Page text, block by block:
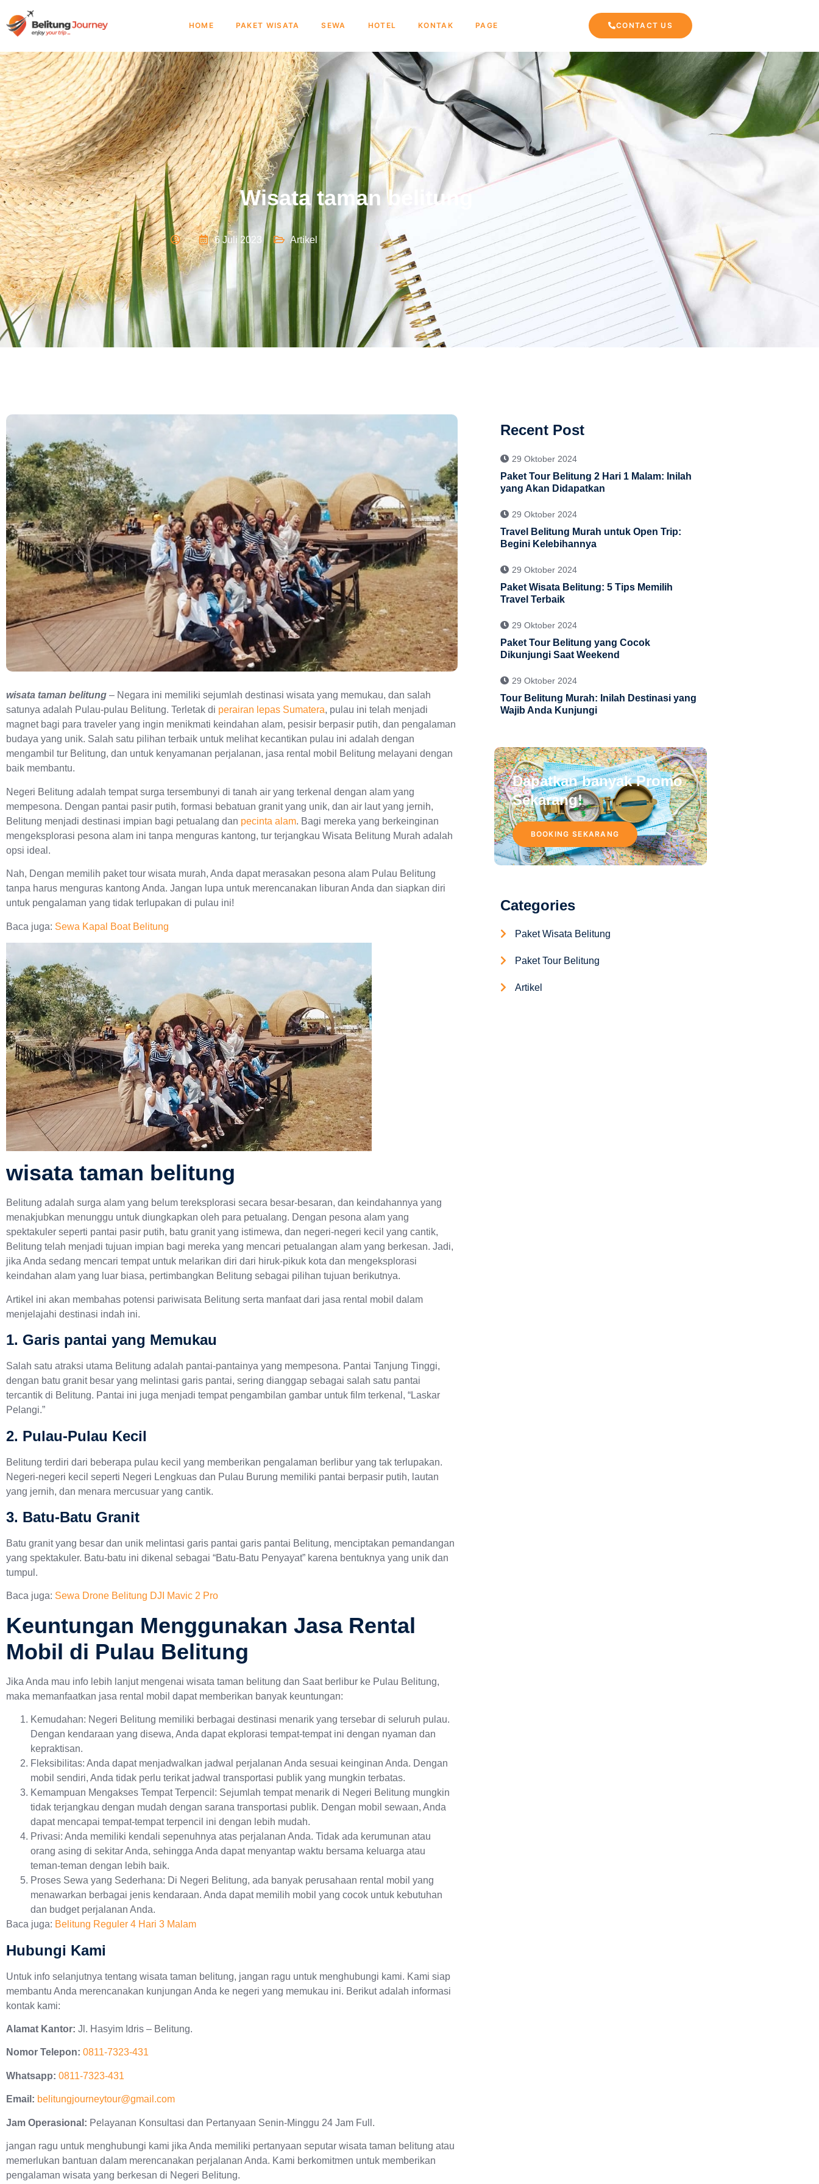
HOME PAKET WISATA SEWA HOTEL KONTAK PAGE CONTACT US
Wisata taman belitung
6 Juli 2023 Artikel
wisata taman belitung – Negara ini memiliki sejumlah destinasi wisata yang memukau, dan salah
satunya adalah Pulau-pulau Belitung. Terletak di perairan lepas Sumatera, pulau ini telah menjadi
magnet bagi para traveler yang ingin menikmati keindahan alam, pesisir berpasir putih, dan pengalaman
budaya yang unik. Salah satu pilihan terbaik untuk melihat kecantikan pulau ini adalah dengan
mengambil tur Belitung, dan untuk kenyamanan perjalanan, jasa rental mobil Belitung melayani dengan
baik membantu.
Negeri Belitung adalah tempat surga tersembunyi di tanah air yang terkenal dengan alam yang
mempesona. Dengan pantai pasir putih, formasi bebatuan granit yang unik, dan air laut yang jernih,
Belitung menjadi destinasi impian bagi petualang dan pecinta alam. Bagi mereka yang berkeinginan
mengeksplorasi pesona alam ini tanpa menguras kantong, tur terjangkau Wisata Belitung Murah adalah
opsi ideal.
Nah, Dengan memilih paket tour wisata murah, Anda dapat merasakan pesona alam Pulau Belitung
tanpa harus menguras kantong Anda. Jangan lupa untuk merencanakan liburan Anda dan siapkan diri
untuk pengalaman yang tidak terlupakan di pulau ini!
Baca juga: Sewa Kapal Boat Belitung
wisata taman belitung
Belitung adalah surga alam yang belum tereksplorasi secara besar-besaran, dan keindahannya yang
menakjubkan menunggu untuk diungkapkan oleh para petualang. Dengan pesona alam yang
spektakuler seperti pantai pasir putih, batu granit yang istimewa, dan negeri-negeri kecil yang cantik,
Belitung telah menjadi tujuan impian bagi mereka yang mencari petualangan alam yang berkesan. Jadi,
jika Anda sedang mencari tempat untuk melarikan diri dari hiruk-pikuk kota dan mengeksplorasi
keindahan alam yang luar biasa, pertimbangkan Belitung sebagai pilihan tujuan berikutnya.
Artikel ini akan membahas potensi pariwisata Belitung serta manfaat dari jasa rental mobil dalam
menjelajahi destinasi indah ini.
1. Garis pantai yang Memukau
Salah satu atraksi utama Belitung adalah pantai-pantainya yang mempesona. Pantai Tanjung Tinggi,
dengan batu granit besar yang melintasi garis pantai, sering dianggap sebagai salah satu pantai
tercantik di Belitung. Pantai ini juga menjadi tempat pengambilan gambar untuk film terkenal, “Laskar
Pelangi.”
2. Pulau-Pulau Kecil
Belitung terdiri dari beberapa pulau kecil yang memberikan pengalaman berlibur yang tak terlupakan.
Negeri-negeri kecil seperti Negeri Lengkuas dan Pulau Burung memiliki pantai berpasir putih, lautan
yang jernih, dan menara mercusuar yang cantik.
3. Batu-Batu Granit
Batu granit yang besar dan unik melintasi garis pantai garis pantai Belitung, menciptakan pemandangan
yang spektakuler. Batu-batu ini dikenal sebagai “Batu-Batu Penyayat” karena bentuknya yang unik dan
tumpul.
Baca juga: Sewa Drone Belitung DJI Mavic 2 Pro
Keuntungan Menggunakan Jasa Rental
Mobil di Pulau Belitung
Jika Anda mau info lebih lanjut mengenai wisata taman belitung dan Saat berlibur ke Pulau Belitung,
maka memanfaatkan jasa rental mobil dapat memberikan banyak keuntungan:
Kemudahan: Negeri Belitung memiliki berbagai destinasi menarik yang tersebar di seluruh pulau.
Dengan kendaraan yang disewa, Anda dapat ekplorasi tempat-tempat ini dengan nyaman dan
kepraktisan.
Fleksibilitas: Anda dapat menjadwalkan jadwal perjalanan Anda sesuai keinginan Anda. Dengan
mobil sendiri, Anda tidak perlu terikat jadwal transportasi publik yang mungkin terbatas.
Kemampuan Mengakses Tempat Terpencil: Sejumlah tempat menarik di Negeri Belitung mungkin
tidak terjangkau dengan mudah dengan sarana transportasi publik. Dengan mobil sewaan, Anda
dapat mencapai tempat-tempat terpencil ini dengan lebih mudah.
Privasi: Anda memiliki kendali sepenuhnya atas perjalanan Anda. Tidak ada kerumunan atau
orang asing di sekitar Anda, sehingga Anda dapat menyantap waktu bersama keluarga atau
teman-teman dengan lebih baik.
Proses Sewa yang Sederhana: Di Negeri Belitung, ada banyak perusahaan rental mobil yang
menawarkan berbagai jenis kendaraan. Anda dapat memilih mobil yang cocok untuk kebutuhan
dan budget perjalanan Anda.
Baca juga: Belitung Reguler 4 Hari 3 Malam
Hubungi Kami
Untuk info selanjutnya tentang wisata taman belitung, jangan ragu untuk menghubungi kami. Kami siap
membantu Anda merencanakan kunjungan Anda ke negeri yang memukau ini. Berikut adalah informasi
kontak kami:
Alamat Kantor: Jl. Hasyim Idris – Belitung.
Nomor Telepon: 0811-7323-431
Whatsapp: 0811-7323-431
Email: belitungjourneytour@gmail.com
Jam Operasional: Pelayanan Konsultasi dan Pertanyaan Senin-Minggu 24 Jam Full.
jangan ragu untuk menghubungi kami jika Anda memiliki pertanyaan seputar wisata taman belitung atau
memerlukan bantuan dalam merencanakan perjalanan Anda. Kami berkomitmen untuk memberikan
pengalaman wisata yang berkesan di Negeri Belitung.
Recent Post
29 Oktober 2024
Paket Tour Belitung 2 Hari 1 Malam: Inilah
yang Akan Didapatkan
29 Oktober 2024
Travel Belitung Murah untuk Open Trip:
Begini Kelebihannya
29 Oktober 2024
Paket Wisata Belitung: 5 Tips Memilih
Travel Terbaik
29 Oktober 2024
Paket Tour Belitung yang Cocok
Dikunjungi Saat Weekend
29 Oktober 2024
Tour Belitung Murah: Inilah Destinasi yang
Wajib Anda Kunjungi
Dapatkan banyak Promo
Sekarang!
BOOKING SEKARANG
Categories
Paket Wisata Belitung
Paket Tour Belitung
Artikel